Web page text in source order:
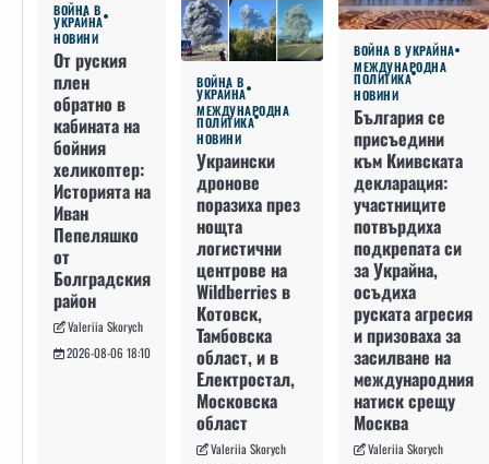
ВОЙНА В
УКРАЙНА
НОВИНИ
От руския
плен
обратно в
кабината на
бойния
хеликоптер:
Историята на
Иван
Пепеляшко
от
Болградския
район
Valeriia Skorych
2026-08-06 18:10
ВОЙНА В
УКРАЙНА
МЕЖДУНАРОДНА
ПОЛИТИКА
НОВИНИ
Украински
дронове
поразиха през
нощта
логистични
центрове на
Wildberries в
Котовск,
Тамбовска
област, и в
Електростал,
Московска
област
Valeriia Skorych
ВОЙНА В УКРАЙНА
МЕЖДУНАРОДНА
ПОЛИТИКА
НОВИНИ
България се
присъедини
към Киивската
декларация:
участниците
потвърдиха
подкрепата си
за Украйна,
осъдиха
руската агресия
и призоваха за
засилване на
международния
натиск срещу
Москва
Valeriia Skorych